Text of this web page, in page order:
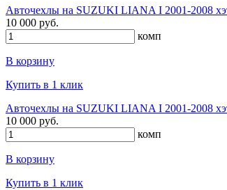
Авточехлы на SUZUKI LIANA I 2001-2008
10 000 руб.
комп
В корзину
Купить в 1 клик
Авточехлы на SUZUKI LIANA I 2001-2008
10 000 руб.
комп
В корзину
Купить в 1 клик